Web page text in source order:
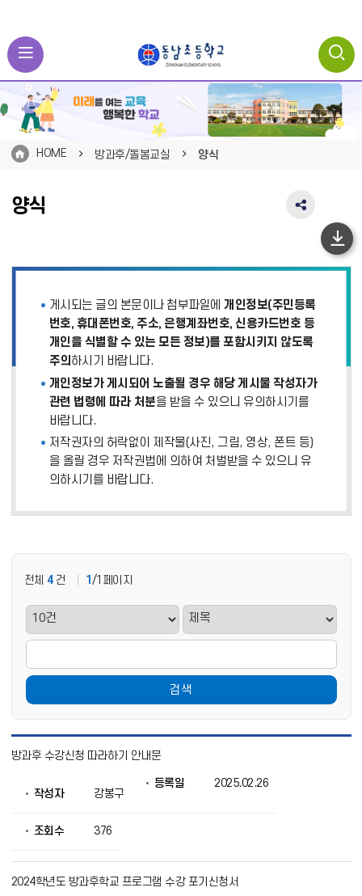
HOME 방과후/돌봄교실 양식
양식
SNS
역
치
기
게시되는 글의 본문이나 첨부파일에 개인정보(주민등록
번호, 휴대폰번호, 주소, 은행계좌번호, 신용카드번호 등
개인을 식별할 수 있는 모든 정보)를 포함시키지 않도록
주의 하시기 바랍니다.
개인정보가 게시되어 노출될 경우 해당 게시물 작성자가
관련 법령에 따라 처분을 받을 수 있으니 유의하시기를
바랍니다.
저작권자의 허락없이 제작물(사진, 그림, 영상, 폰트 등)
을 올릴 경우 저작권법에 의하여 처벌받을 수 있으니 유
의하시기를 바랍니다.
전체 4 건 1 /1페이지
검색
식
제
목,
작
방과후 수강신청 따라하기 안내문
작성자 강봉구
등록일 2025.02.26
조회수 376
2024학년도 방과후학교 프로그램 수강 포기신청서
하
단